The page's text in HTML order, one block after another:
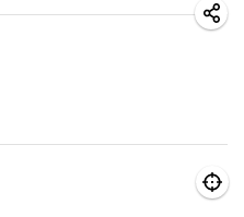
Dubâtonvaigeois